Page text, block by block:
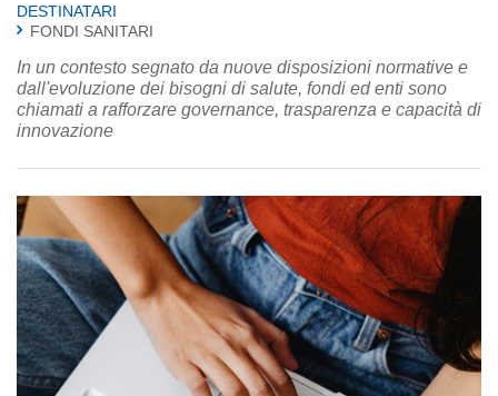
DESTINATARI
FONDI SANITARI
In un contesto segnato da nuove disposizioni normative e
dall'evoluzione dei bisogni di salute, fondi ed enti sono
chiamati a rafforzare governance, trasparenza e capacità di
innovazione